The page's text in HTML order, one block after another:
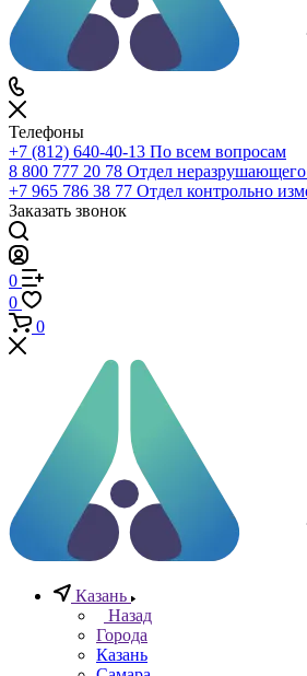
Войти
0
Сравнение
0
Телефоны
+7 (812) 640-40-13
По всем вопросам
8 800 777 20 78
Отдел
+7 965 786 38 77
Отдел контрольно
Заказать звонок
0
0